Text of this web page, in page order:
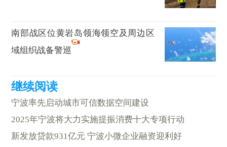
南部战区位黄岩岛领海领空及周边区
域组织战备警巡
宁波率先启动城市可信数据空间建设
2025年宁波将大力实施提振消费十大专项行动
新发放贷款931亿元 宁波小微企业融资迎利好